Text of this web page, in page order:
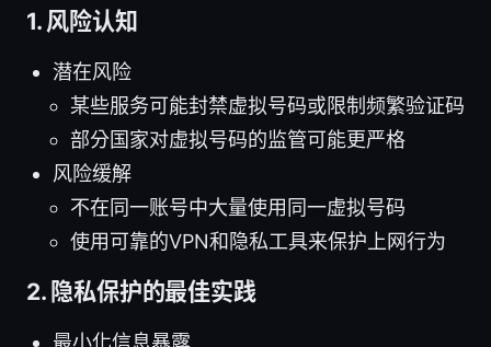
1. 风险认知
潜在风险
某些服务可能封禁虚拟号码或限制频繁验证码
部分国家对虚拟号码的监管可能更严格
风险缓解
不在同一账号中大量使用同一虚拟号码
使用可靠的VPN和隐私工具来保护上网行为
2. 隐私保护的最佳实践
最小化信息暴露